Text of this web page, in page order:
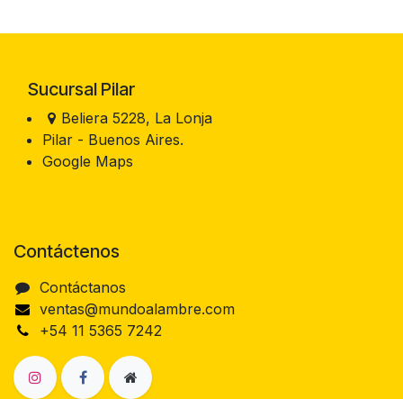
Sucursal Pilar
Beliera 5228, La Lonja
Pilar - Buenos Aires.
Google Maps
Contáctenos
Contáctanos
ventas@mundoalambre.com
+54 11 5365 7242